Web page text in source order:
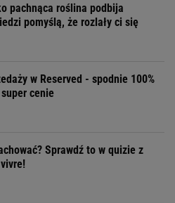
pachnąca roślina podbija
pomyślą, że rozlały ci się
w Reserved - spodnie 100%
cenie
Sprawdź to w quizie z